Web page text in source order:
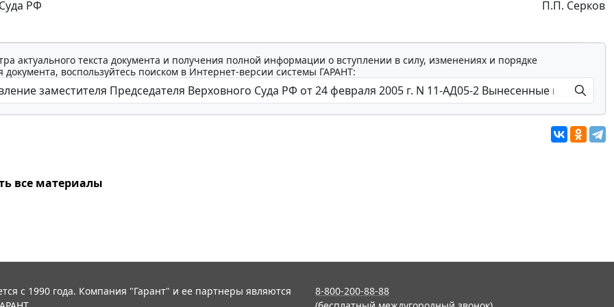
РФ
П.П. Серков
актуального текста документа и получения полной информации о вступлении в силу, изменениях и порядке
воспользуйтесь поиском в Интернет-версии системы ГАРАНТ:
все материалы
с 1990 года. Компания "Гарант" и ее партнеры являются
8-800-200-88-88